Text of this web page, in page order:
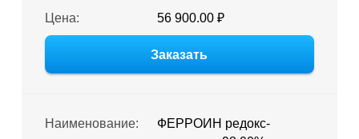
Цена:
56 900.00 ₽
Заказать
Наименование:
ФЕРРОИН редокс-